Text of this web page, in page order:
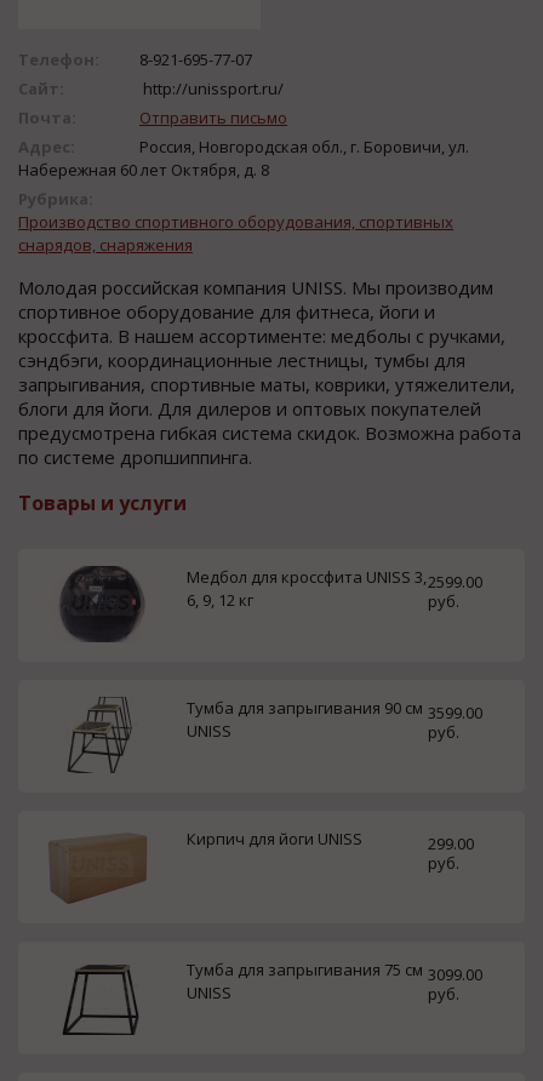
Телефон:
8-921-695-77-07
Сайт:
http://unissport.ru/
Почта:
Отправить письмо
Адрес:
Россия, Новгородская обл., г. Боровичи, ул.
Набережная 60 лет Октября, д. 8
Рубрика:
Производство спортивного оборудования, спортивных
снарядов, снаряжения
Молодая российская компания UNISS. Мы производим
спортивное оборудование для фитнеса, йоги и
кроссфита. В нашем ассортименте: медболы с ручками,
сэндбэги, координационные лестницы, тумбы для
запрыгивания, спортивные маты, коврики, утяжелители,
блоги для йоги. Для дилеров и оптовых покупателей
предусмотрена гибкая система скидок. Возможна работа
по системе дропшиппинга.
Товары и услуги
Медбол для кроссфита UNISS 3,
6, 9, 12 кг
2599.00
руб.
Тумба для запрыгивания 90 см
UNISS
3599.00
руб.
Кирпич для йоги UNISS
299.00
руб.
Тумба для запрыгивания 75 см
UNISS
3099.00
руб.